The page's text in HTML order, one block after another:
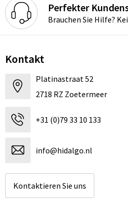
Perfekter
Brauchen Sie Hilfe?
Kontakt
Platinastraat 52
2718 RZ Zoetermeer
+31 (0)79 33 10 133
info@hidalgo.nl
Kontaktieren Sie uns